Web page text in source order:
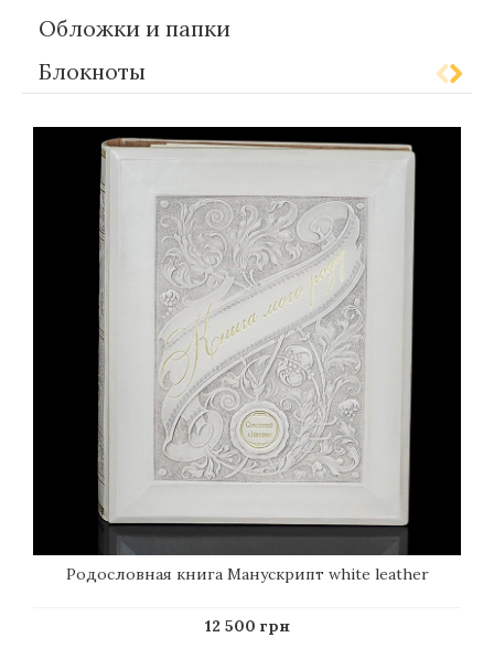
Обложки и папки
Блокноты
Родословная книга Манускрипт white leather
12 500 грн